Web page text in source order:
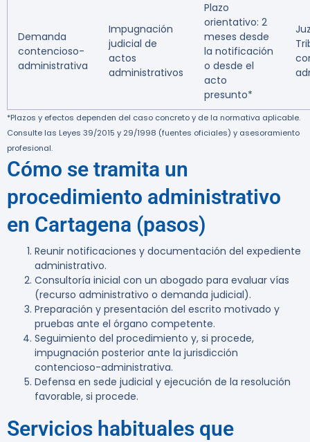
Demanda
contencioso-
administrativa
Impugnación
judicial de
actos
administrativos
Plazo
orientativo: 2
meses desde
la notificación
o desde el
acto
presunto*
*Plazos y efectos dependen del caso concreto y de la normativa aplicable.
Consulte las Leyes 39/2015 y 29/1998 (fuentes oficiales) y asesoramiento
profesional.
Cómo se tramita un
procedimiento administrativo
en Cartagena (pasos)
Reunir notificaciones y documentación del expediente
administrativo.
Consultoría inicial con un abogado para evaluar vías
(recurso administrativo o demanda judicial).
Preparación y presentación del escrito motivado y
pruebas ante el órgano competente.
Seguimiento del procedimiento y, si procede,
impugnación posterior ante la jurisdicción
contencioso-administrativa.
Defensa en sede judicial y ejecución de la resolución
favorable, si procede.
Servicios habituales que